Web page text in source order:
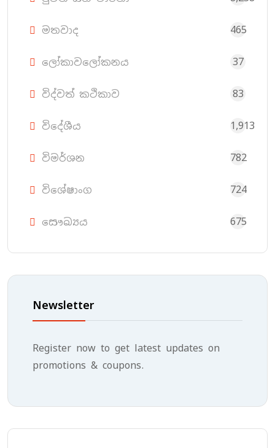
මතවාද 465
ලෝකාවලෝකනය 37
විද්වත් කථිකාව 83
විදේශීය 1,913
විමර්ශන 782
විශේෂාංග 724
සෞඛ්‍යය 675
Newsletter
Register now to get latest updates on
promotions & coupons.